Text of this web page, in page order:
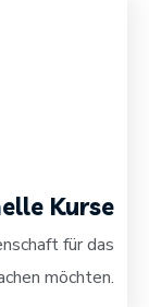
Kurse
für das
möchten.